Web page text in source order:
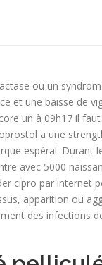
ou un
et une baisse de
un à 09h17 il
a une
espéral. Durant
avec 5000
cipro par internet
apparition ou
des infections